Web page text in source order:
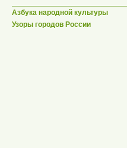
Азбука народной культуры
Узоры городов России